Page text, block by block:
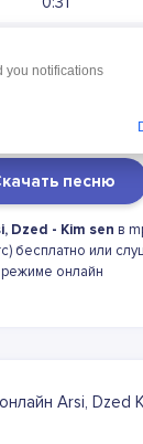
песню
Dzed - Kim sen в
бесплатно или
режиме онлайн
Arsi, Dzed
you notifications